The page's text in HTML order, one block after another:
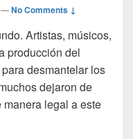
—No Comments ↓
Artistas, músicos,
producción del
desmantelar los
dejaron de
legal a este
cambian el maíz